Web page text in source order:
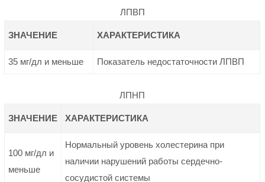
ЛПВП
ЗНАЧЕНИЕ ХАРАКТЕРИСТИКА
35 мг/дл и меньше Показатель недостаточности ЛПВП
ЛПНП
ЗНАЧЕНИЕ ХАРАКТЕРИСТИКА
100 мг/дл и
меньше
Нормальный уровень холестерина при
наличии нарушений работы сердечно-
сосудистой системы